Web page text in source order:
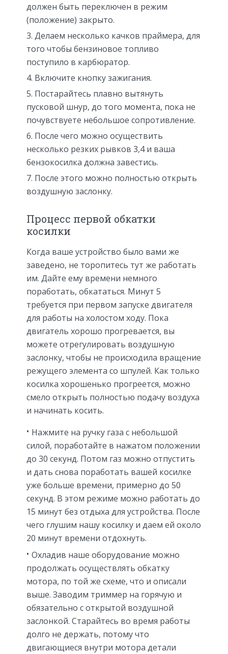
должен быть переключен в режим
(положение) закрыто.
Делаем несколько качков праймера, для
того чтобы бензиновое топливо
поступило в карбюратор.
Включите кнопку зажигания.
Постарайтесь плавно вытянуть
пусковой шнур, до того момента, пока не
почувствуете небольшое сопротивление.
После чего можно осуществить
несколько резких рывков 3,4 и ваша
бензокосилка должна завестись.
После этого можно полностью открыть
воздушную заслонку.
Процесс первой обкатки
косилки
Когда ваше устройство было вами же
заведено, не торопитесь тут же работать
им. Дайте ему времени немного
поработать, обкататься. Минут 5
требуется при первом запуске двигателя
для работы на холостом ходу. Пока
двигатель хорошо прогревается, вы
можете отрегулировать воздушную
заслонку, чтобы не происходила вращение
режущего элемента со шпулей. Как только
косилка хорошенько прогреется, можно
смело открыть полностью подачу воздуха
и начинать косить.
Нажмите на ручку газа с небольшой
силой, поработайте в нажатом положении
до 30 секунд. Потом газ можно отпустить
и дать снова поработать вашей косилке
уже больше времени, примерно до 50
секунд. В этом режиме можно работать до
15 минут без отдыха для устройства. После
чего глушим нашу косилку и даем ей около
20 минут времени отдохнуть.
Охладив наше оборудование можно
продолжать осуществлять обкатку
мотора, по той же схеме, что и описали
выше. Заводим триммер на горячую и
обязательно с открытой воздушной
заслонкой. Старайтесь во время работы
долго не держать, потому что
двигающиеся внутри мотора детали